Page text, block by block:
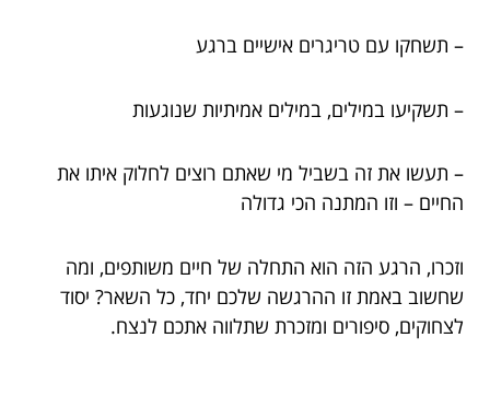
– תשחקו עם טריגרים אישיים ברגע
– תשקיעו במילים, במילים אמיתיות שנוגעות
– תעשו את זה בשביל מי שאתם רוצים לחלוק איתו את
החיים – וזו המתנה הכי גדולה
וזכרו, הרגע הזה הוא התחלה של חיים משותפים, ומה
שחשוב באמת זו ההרגשה שלכם יחד, כל השאר? יסוד
לצחוקים, סיפורים ומזכרת שתלווה אתכם לנצח.